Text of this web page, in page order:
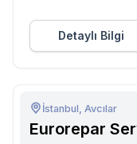
Detaylı Bilgi
İstanbul, Avcılar
Eurorepar